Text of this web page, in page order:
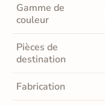
Gamme de
couleur
Pièces de
destination
Fabrication